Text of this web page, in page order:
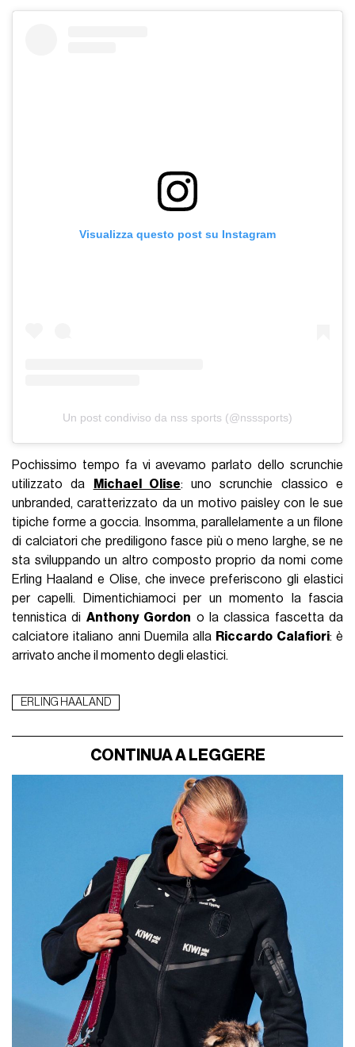
Visualizza questo post su Instagram
Un post condiviso da nss sports (@nsssports)
Pochissimo tempo fa vi avevamo parlato dello scrunchie
utilizzato da
Michael Olise: uno scrunchie classico e
unbranded, caratterizzato da un motivo paisley con le sue
tipiche forme a goccia. Insomma, parallelamente a un filone
di calciatori che prediligono fasce più o meno larghe, se ne
sta sviluppando un altro composto proprio da nomi come
Erling Haaland e Olise, che invece preferiscono gli elastici
per capelli. Dimentichiamoci per un momento la fascia
tennistica di Anthony Gordon o la classica fascetta da
calciatore italiano anni Duemila alla Riccardo Calafiori: è
arrivato anche il momento degli elastici.
ERLING HAALAND
CONTINUA A LEGGERE